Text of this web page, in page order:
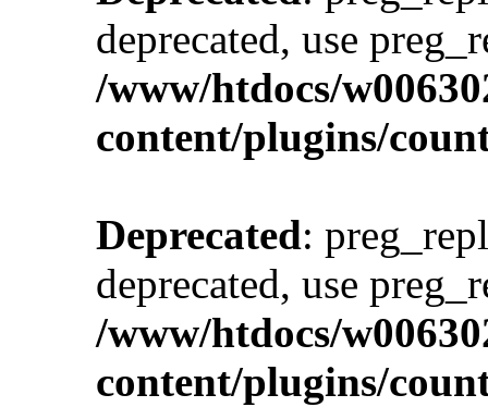
deprecated, use
/www/htdocs/
content/plugins/
Deprecated:
deprecated, use
/www/htdocs/
content/plugins/